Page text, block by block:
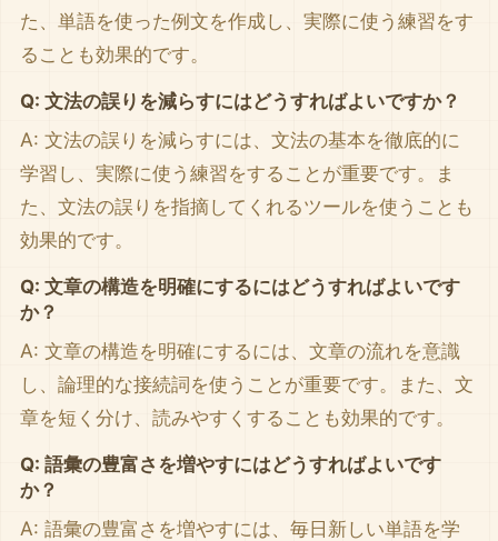
た、単語を使った例文を作成し、実際に使う練習をす
ることも効果的です。
Q: 文法の誤りを減らすにはどうすればよいですか？
A: 文法の誤りを減らすには、文法の基本を徹底的に
学習し、実際に使う練習をすることが重要です。ま
た、文法の誤りを指摘してくれるツールを使うことも
効果的です。
Q: 文章の構造を明確にするにはどうすればよいです
か？
A: 文章の構造を明確にするには、文章の流れを意識
し、論理的な接続詞を使うことが重要です。また、文
章を短く分け、読みやすくすることも効果的です。
Q: 語彙の豊富さを増やすにはどうすればよいです
か？
A: 語彙の豊富さを増やすには、毎日新しい単語を学